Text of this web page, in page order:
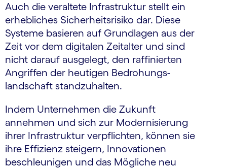
Auch die veraltete Infrastruktur stellt ein
erhebliches Sicherheitsrisiko dar. Diese
Systeme basieren auf Grundlagen aus der
Zeit vor dem digitalen Zeitalter und sind
nicht darauf ausgelegt, den raffinierten
Angriffen der heutigen Bedrohungs­
landschaft standzuhalten.
Indem Unternehmen die Zukunft
annehmen und sich zur Modernisierung
ihrer Infrastruktur verpflichten, können sie
ihre Effizienz steigern, Innovationen
beschleunigen und das Mögliche neu